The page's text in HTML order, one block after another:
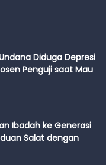
Diduga Depresi
Penguji saat Mau
Ibadah ke Generasi
Salat dengan